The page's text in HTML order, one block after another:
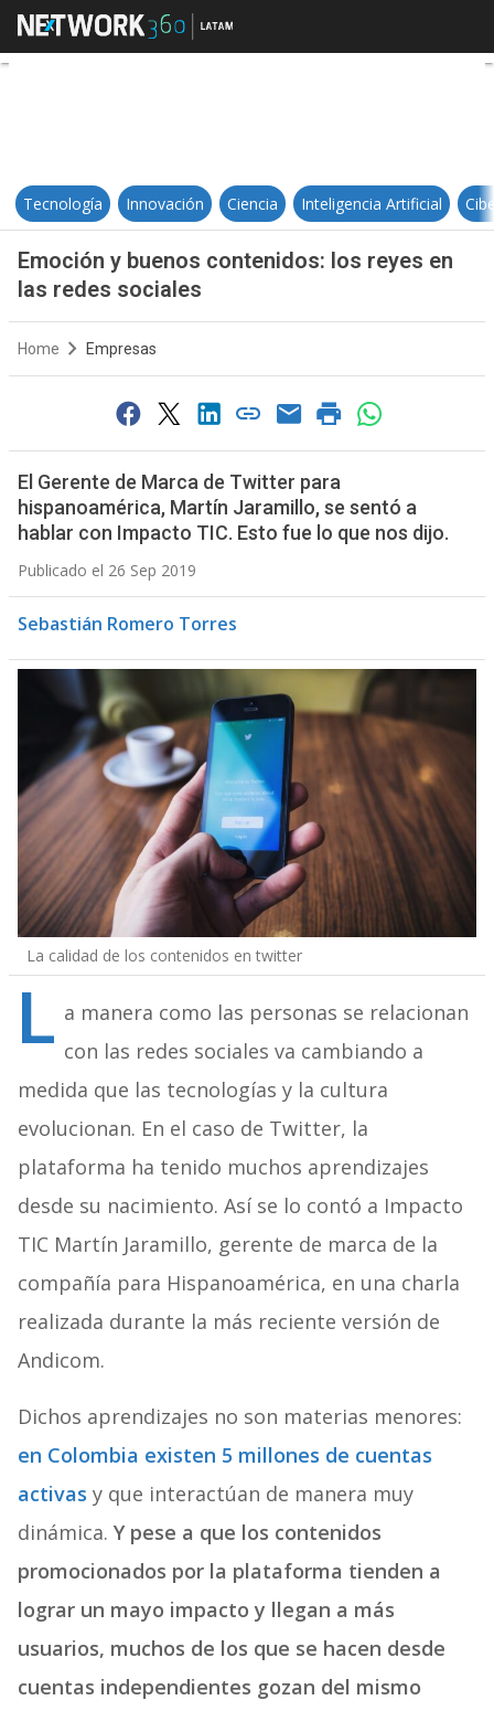
Emoción y buenos contenidos:
Tecnología Innovación Ciencia Inteligencia Artificial
Emoción y buenos contenidos: los reyes en
las redes sociales
Home Empresas
El Gerente de Marca de Twitter para
hispanoamérica, Martín Jaramillo, se sentó a
hablar con Impacto TIC. Esto fue lo que nos dijo.
Publicado el 26 Sep 2019
Sebastián Romero Torres
La calidad de los contenidos en twitter
L a manera como las personas se relacionan
con las redes sociales va cambiando a
medida que las tecnologías y la cultura
evolucionan. En el caso de Twitter, la
plataforma ha tenido muchos aprendizajes
desde su nacimiento. Así se lo contó a Impacto
TIC Martín Jaramillo, gerente de marca de la
compañía para Hispanoamérica, en una charla
realizada durante la más reciente versión de
Andicom.
Dichos aprendizajes no son materias menores:
en Colombia existen 5 millones de cuentas
activas y que interactúan de manera muy
dinámica. Y pese a que los contenidos
promocionados por la plataforma tienden a
lograr un mayo impacto y llegan a más
usuarios, muchos de los que se hacen desde
cuentas independientes gozan del mismo